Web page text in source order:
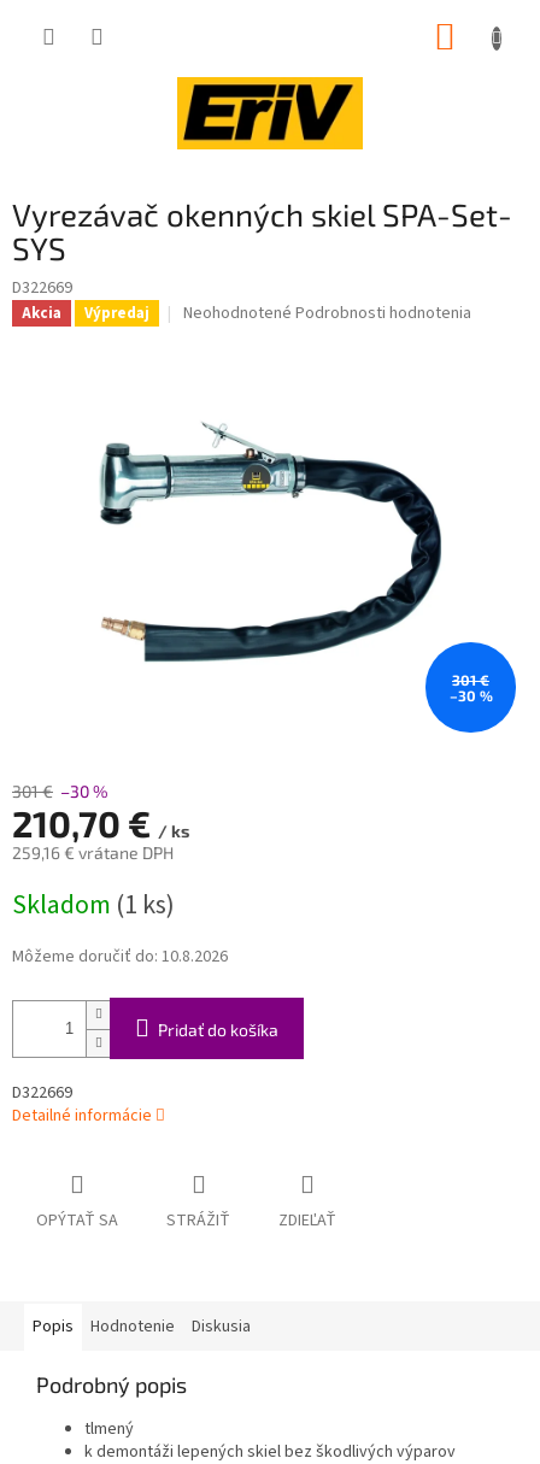
Vyrezávač okenných skiel SPA-Set-
SYS
D322669
Akcia Výpredaj
Priemerné
hviezdičiek.
Neohodnotené Podrobnosti hodnotenia
301 €
–30 %
301 € –30 %
210,70 € / ks
259,16 € vrátane DPH
cena:
Skladom (1 ks)
Môžeme doručiť do: 10.8.2026
Pridať do košíka
D322669
Detailné informácie
OPÝTAŤ SA STRÁŽIŤ ZDIEĽAŤ
Popis Hodnotenie Diskusia
Podrobný popis
tlmený
k demontáži lepených skiel bez škodlivých výparov